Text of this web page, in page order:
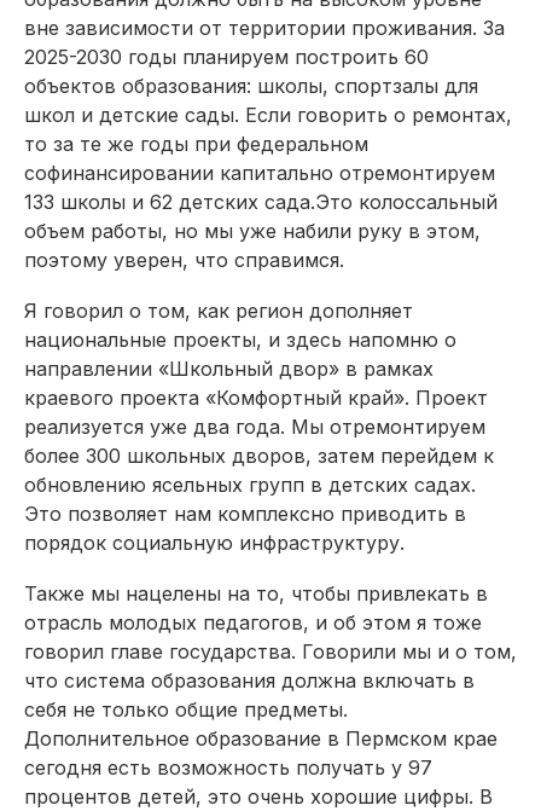
вне зависимости от территории проживания. За
2025-2030 годы планируем построить 60
объектов образования: школы, спортзалы для
школ и детские сады. Если говорить о ремонтах,
то за те же годы при федеральном
софинансировании капитально отремонтируем
133 школы и 62 детских сада.Это колоссальный
объем работы, но мы уже набили руку в этом,
поэтому уверен, что справимся.
Я говорил о том, как регион дополняет
национальные проекты, и здесь напомню о
направлении «Школьный двор» в рамках
краевого проекта «Комфортный край». Проект
реализуется уже два года. Мы отремонтируем
более 300 школьных дворов, затем перейдем к
обновлению ясельных групп в детских садах.
Это позволяет нам комплексно приводить в
порядок социальную инфраструктуру.
Также мы нацелены на то, чтобы привлекать в
отрасль молодых педагогов, и об этом я тоже
говорил главе государства. Говорили мы и о том,
что система образования должна включать в
себя не только общие предметы.
Дополнительное образование в Пермском крае
сегодня есть возможность получать у 97
процентов детей, это очень хорошие цифры. В